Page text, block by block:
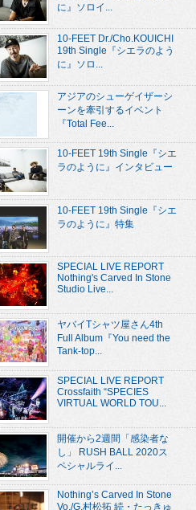
に』ソロイ...
10-FEET Dr./Cho.KOUICHI
19th Single『シエラのよう
に』ソロ...
アジアのシューゲイザーシ
ーンを牽引するイベント
『Total Fee...
10-FEET 19th Single『シエ
ラのように』インタビュー
10-FEET 19th Single『シエ
ラのように』特集
SPECIAL LIVE REPORT
Nothing's Carved In Stone
Studio Live...
ヤバイTシャツ屋さん4th
Full Album『You need the
Tank-top...
SPECIAL LIVE REPORT
Crossfaith “SPECIES
VIRTUAL WORLD TOU...
開催から2週間「感染者な
し」 RUSH BALL 2020ス
ペシャルライ...
Nothing’s Carved In Stone
Vo./G.村松拓 続・たっきゅ